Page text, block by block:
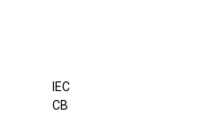
IEC
CB